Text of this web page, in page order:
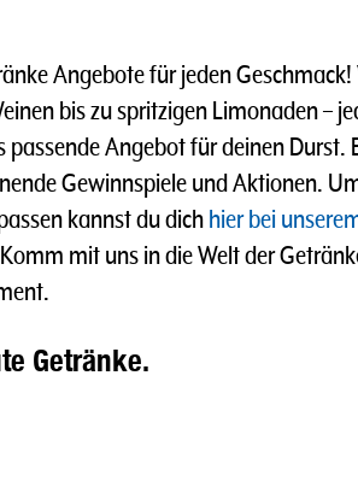
Angebote für jeden
bis zu spritzigen Limonaden–
Angebot für deinen Durst.
Gewinnspiele und Aktionen.
kannst du dich hier bei
mit uns in die Welt der
Getränke.